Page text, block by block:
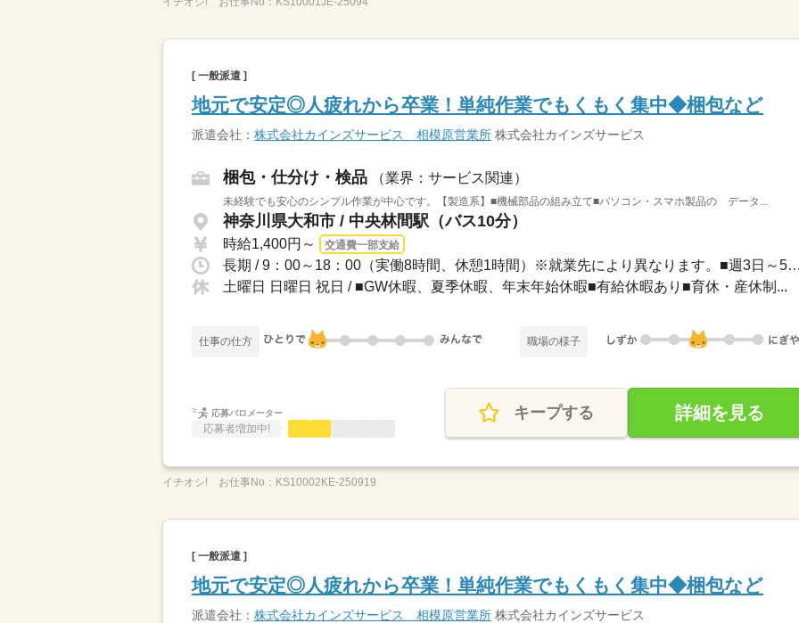
[ 一般派遣 ]
地元で安定◎人疲れから卒業！単純作業でもくもく集中◆梱包など
派遣会社： 株式会社カインズサービス 相模原営業所 株式会社カインズサービス
梱包・仕分け・検品 （業界：サービス関連）
未経験でも安心のシンプル作業が中心です。【製造系】■機械部品の組み立て■パソコン・スマホ製品の データ...
神奈川県大和市 / 中央林間駅（バス10分）
時給1,400円～ 交通費一部支給
長期 / 9：00～18：00（実働8時間、休憩1時間）※就業先により異なります。■週3日～5日...
土曜日 日曜日 祝日 / ■GW休暇、夏季休暇、年末年始休暇■有給休暇あり■育休・産休制...
仕事の仕方 職場の様子
応募バロメーター
応募者増加中!
キープする 詳細を見る
イチオシ! お仕事No： KS10002KE-250919
[ 一般派遣 ]
地元で安定◎人疲れから卒業！単純作業でもくもく集中◆梱包など
派遣会社： 株式会社カインズサービス 相模原営業所 株式会社カインズサービス